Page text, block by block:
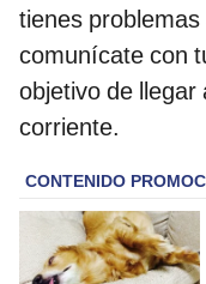
tienes
comunícate con
objetivo de llegar
corriente.